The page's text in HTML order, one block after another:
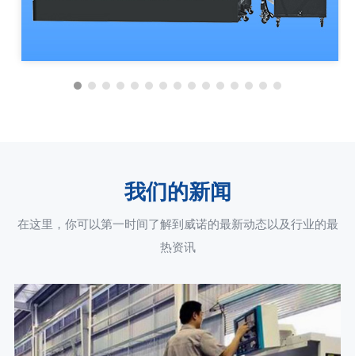
我们的新闻
在这里，你可以第一时间了解到威诺的最新动态以及行业的最
热资讯